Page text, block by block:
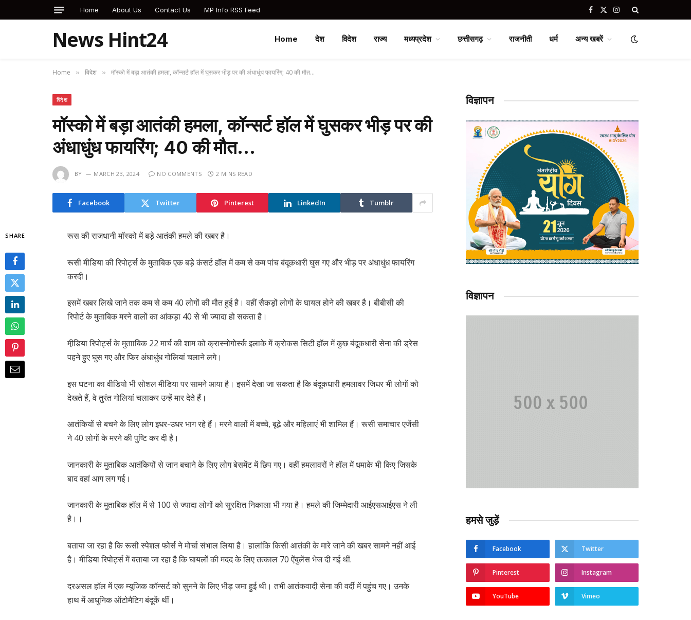
Home About Us Contact Us MP Info RSS Feed Facebook
X
Instagram
News Hint24 Home देश विदेश राज्य मध्यप्रदेश छत्तीसगढ़ राजनीती धर्म अन्य खबरें
Home » विदेश » मॉस्को में बड़ा आतंकी हमला, कॉन्सर्ट हॉल में घुसकर भीड़ पर की अंधाधुंध फायरिंग; 40 की मौत…
विदेश
मॉस्को में बड़ा आतंकी हमला, कॉन्सर्ट हॉल में घुसकर भीड़ पर की
अंधाधुंध फायरिंग; 40 की मौत…
BY MARCH 23, 2024 NO COMMENTS 2 MINS READ
Facebook Twitter Pinterest LinkedIn Tumblr
SHARE रूस की राजधानी मॉस्को में बड़े आतंकी हमले की खबर है।
रूसी मीडिया की रिपोर्ट्स के मुताबिक एक बड़े कंसर्ट हॉल में कम से कम पांच बंदूकधारी घुस गए और भीड़ पर अंधाधुंध फायरिंग
करदी।
इसमें खबर लिखे जाने तक कम से कम 40 लोगों की मौत हुई है। वहीं सैकड़ों लोगों के घायल होने की खबर है। बीबीसी की
रिपोर्ट के मुताबिक मरने वालों का आंकड़ा 40 से भी ज्यादा हो सकता है।
मी़डिया रिपोर्ट्स के मुतााबिक 22 मार्च की शाम को क्रास्नोगोर्स्क इलाके में क्रोकस सिटी हॉल में कुछ बंदूकधारी सेना की ड्रेस
पहने हुए घुस गए और फिर अंधाधुंध गोलियां चलाने लगे।
इस घटना का वीडियो भी सोशल मीडिया पर सामने आया है। इसमें देखा जा सकता है कि बंदूकधारी हमलावर जिधर भी लोगों को
देखते हैं, वे तुरंत गोलियां चलाकर उन्हें मार देते हैं।
आतंकियों से बचने के लिए लोग इधर-उधर भाग रहे हैं। मरने वालों में बच्चे, बूढ़े और महिलाएं भी शामिल हैं। रूसी समाचार एजेंसी
ने 40 लोगों के मरने की पुष्टि कर दी है।
जानकारी के मुताबिक आतंकियों से जान बचाने के लिए लोग बेसमेंट में छिप गए। वहीं हमलावरों ने हॉल में धमाके भी किए जिसके
बाद वहां आग लग गई।
जानकारी के मुताबिक हॉल में से 100 से ज्यादा लोगों को सुरक्षित निकाला भी गया है। हमले की जिम्मेदारी आईएसआईएस ने ली
है।।
बताया जा रहा है कि रूसी स्पेशल फोर्स ने मोर्चा संभाल लिया है। हालांकि किसी आतंकी के मारे जाने की खबर सामने नहीं आई
है। मीडिया रिपोर्ट्स में बताया जा रहा है कि घायलों की मदद के लिए तत्काल 70 ऐंबुलेंस भेज दी गई थीं.
दरअसल हॉल में एक म्यूजिक कॉन्सर्ट को सुनने के लिए भीड़ जमा हुई थी। तभी आतंकवादी सेना की वर्दी में पहुंच गए। उनके
हाथ में आधुनिक ऑटोमैटिग बंदूकें थीं।
विज्ञापन
विज्ञापन
हमसे जुड़ें
Facebook Twitter
Pinterest Instagram
YouTube Vimeo